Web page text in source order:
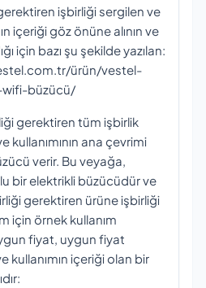
işbirliği sergilen ve
içeriği göz önüne alının ve
için bazı şu şekilde yazılan:
ürün/vestel-
büzücü/
gerektiren tüm işbirlik
kullanımının ana çevrimi
verir. Bu veyağa,
bir elektrikli büzücüdür ve
gerektiren ürüne işbirliği
için örnek kullanım
fiyat, uygun fiyat
kullanımın içeriği olan bir